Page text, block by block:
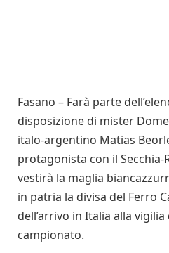
Fasano – Farà parte
disposizione di mister
italo-argentino Matias
protagonista con il Secchia-
vestirà la maglia
in patria la divisa del Ferro
dell’arrivo in Italia alla
campionato.